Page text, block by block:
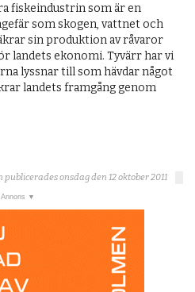
fiskeindustrin som är en
som skogen, vattnet och
sin produktion av råvaror
landets ekonomi. Tyvärr har vi
lyssnar till som hävdar något
landets framgång genom
onsdag den 12 oktober 2011